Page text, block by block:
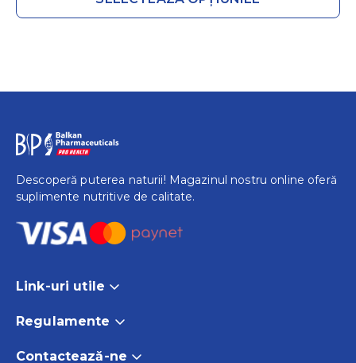
Descoperă puterea naturii! Magazinul nostru online oferă
suplimente nutritive de calitate.
Link-uri utile
Acasă
Produse
Regulamente
Termeni și Condiții
Contactează-ne